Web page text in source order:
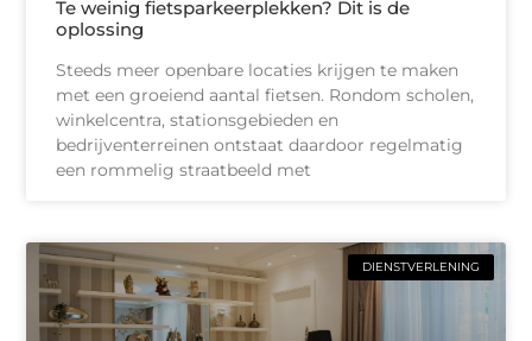
Te weinig fietsparkeerplekken? Dit is de
oplossing
Steeds meer openbare locaties krijgen te maken
met een groeiend aantal fietsen. Rondom scholen,
winkelcentra, stationsgebieden en
bedrijventerreinen ontstaat daardoor regelmatig
een rommelig straatbeeld met
DIENSTVERLENING